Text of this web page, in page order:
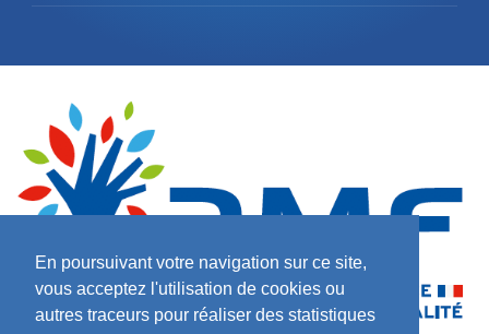
En poursuivant votre navigation sur ce site,
vous acceptez l'utilisation de cookies ou
autres traceurs pour réaliser des statistiques